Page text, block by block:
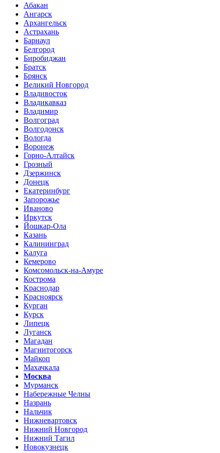
Абакан
Ангарск
Архангельск
Астрахань
Барнаул
Белгород
Биробиджан
Братск
Брянск
Великий Новгород
Владивосток
Владикавказ
Владимир
Волгоград
Волгодонск
Вологда
Воронеж
Горно-Алтайск
Грозный
Дзержинск
Донецк
Екатеринбург
Запорожье
Иваново
Иркутск
Йошкар-Ола
Казань
Калининград
Калуга
Кемерово
Комсомольск-на-Амуре
Кострома
Краснодар
Красноярск
Курган
Курск
Липецк
Луганск
Магадан
Магнитогорск
Майкоп
Махачкала
Москва
Мурманск
Набережные Челны
Назрань
Нальчик
Нижневартовск
Нижний Новгород
Нижний Тагил
Новокузнецк